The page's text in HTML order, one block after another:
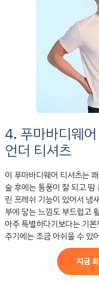
4. 푸마바디웨
언더 티셔츠
이 푸마바디웨어 티셔츠는
술 후에는 통풍이 잘 되고
린 프레쉬 기능이 있어서 냄
부에 닿는 느낌도 부드럽고
아주 특별하다기보다는 기
주기에는 조금 아쉬울 수 있
지금